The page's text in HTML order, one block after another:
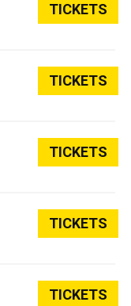
TICKETS
TICKETS
TICKETS
TICKETS
TICKETS